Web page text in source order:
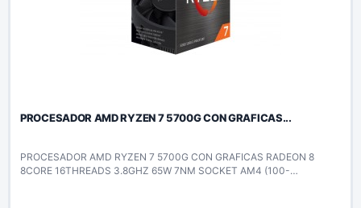
PROCESADOR AMD RYZEN 7 5700G CON GRAFICAS...
PROCESADOR AMD RYZEN 7 5700G CON GRAFICAS RADEON 8
8CORE 16THREADS 3.8GHZ 65W 7NM SOCKET AM4 (100-